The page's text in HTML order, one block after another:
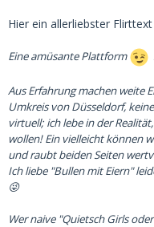
Hier ein allerliebster
Eine amüsante Plattform
Aus Erfahrung machen weite
Umkreis von Düsseldorf,
virtuell; ich lebe in der
wollen! Ein vielleicht können
und raubt beiden Seiten
Ich liebe "Bullen mit Eiern"
😜
Wer naive "Quietsch Girls